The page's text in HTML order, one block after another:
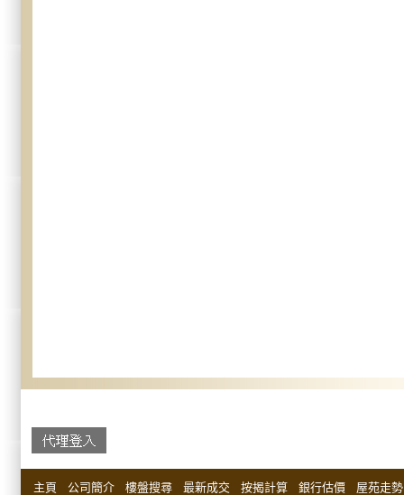
主頁 公司簡介 樓盤搜尋 最新成交 按揭計算 銀行估價 屋苑走勢